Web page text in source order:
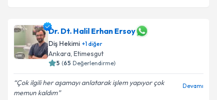
Dr. Dt. Halil Erhan Ersoy
Diş Hekimi +1diğer
Ankara, Etimesgut
5 (65 Değerlendirme)
Çok ilgili her aşamayı anlatarak işlem yapıyor çok
memun kaldım
Devamı